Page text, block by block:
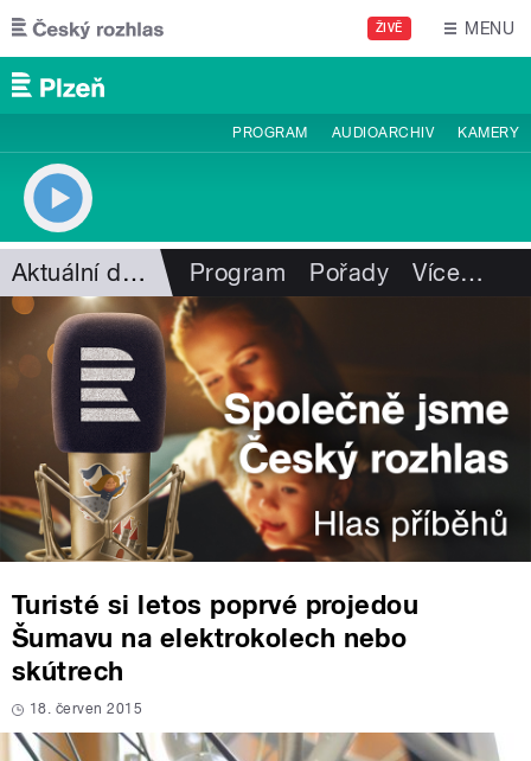
Přejít k hlavnímu obsahu
ŽIVĚ MENU
PROGRAM AUDIOARCHIV KAMERY
Aktuální dění Program Pořady Více…
Turisté si letos poprvé projedou
Šumavu na elektrokolech nebo
skútrech
18. červen 2015